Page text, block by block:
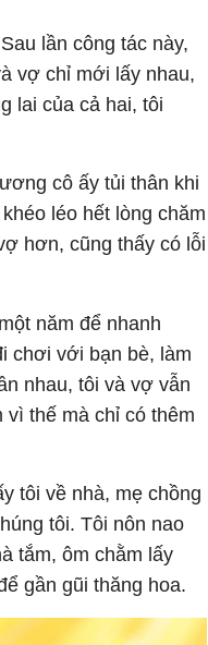
lần công tác này,
vợ chỉ mới lấy nhau,
lai của cả hai, tôi
cô ấy tủi thân khi
léo hết lòng chăm
hơn, cũng thấy có lỗi
năm để nhanh
chơi với bạn bè, làm
nhau, tôi và vợ vẫn
vì thế mà chỉ có thêm
tôi về nhà, mẹ chồng
tôi. Tôi nôn nao
tắm, ôm chằm lấy
gần gũi thăng hoa.